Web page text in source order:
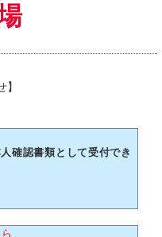
】
確認書類として受付でき